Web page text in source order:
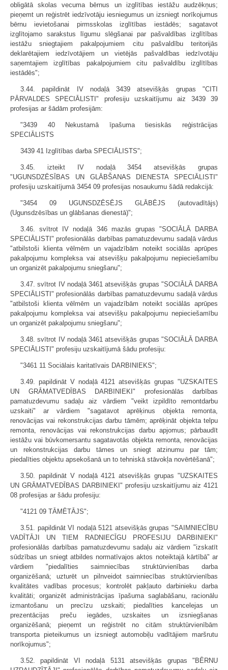
obligātā skolas vecuma bērnus un izglītības iestāžu audzēkņus;
pieņemt un reģistrēt iedzīvotāju iesniegumus un izsniegt norīkojumus
bērnu ievietošanai pirmsskolas izglītības iestādēs; sagatavot
izglītojamo sarakstus līgumu slēgšanai par pašvaldības izglītības
iestāžu sniegtajiem pakalpojumiem citu pašvaldību teritorijās
deklarētajiem iedzīvotājiem un vietējās pašvaldības iedzīvotāju
saņemtajiem izglītības pakalpojumiem citu pašvaldību izglītības
iestādēs";
3.44. papildināt IV nodaļā 3439 atsevišķās grupas "CITI
PĀRVALDES SPECIĀLISTI" profesiju uzskaitījumu aiz 3439 39
profesijas ar šādām profesijām:
"3439 40 Nekustamā īpašuma tiesiskās reģistrācijas
SPECIĀLISTS
3439 41 Izglītības darba SPECIĀLISTS";
3.45. izteikt IV nodaļā 3454 atsevišķās grupas
"UGUNSDZĒSĪBAS UN GLĀBŠANAS DIENESTA SPECIĀLISTI"
profesiju uzskaitījumā 3454 09 profesijas nosaukumu šādā redakcijā:
"3454 09 UGUNSDZĒSĒJS GLĀBĒJS (autovadītājs)
(Ugunsdzēsības un glābšanas dienestā)";
3.46. svītrot IV nodaļā 346 mazās grupas "SOCIĀLĀ DARBA
SPECIĀLISTI" profesionālās darbības pamatuzdevumu sadaļā vārdus
"atbilstoši klienta vēlmēm un vajadzībām noteikt sociālās aprūpes
pakalpojumu kompleksa vai atsevišķu pakalpojumu nepieciešamību
un organizēt pakalpojumu sniegšanu";
3.47. svītrot IV nodaļā 3461 atsevišķās grupas "SOCIĀLĀ DARBA
SPECIĀLISTI" profesionālās darbības pamatuzdevumu sadaļā vārdus
"atbilstoši klienta vēlmēm un vajadzībām noteikt sociālās aprūpes
pakalpojumu kompleksa vai atsevišķu pakalpojumu nepieciešamību
un organizēt pakalpojumu sniegšanu";
3.48. svītrot IV nodaļā 3461 atsevišķās grupas "SOCIĀLĀ DARBA
SPECIĀLISTI" profesiju uzskaitījumā šādu profesiju:
"3461 11 Sociālais karitatīvais DARBINIEKS";
3.49. papildināt V nodaļā 4121 atsevišķās grupas "UZSKAITES
UN GRĀMATVEDĪBAS DARBINIEKI" profesionālās darbības
pamatuzdevumu sadaļu aiz vārdiem "veikt izpildīto remontdarbu
uzskaiti" ar vārdiem "sagatavot aprēķinus objekta remonta,
renovācijas vai rekonstrukcijas darbu tāmēm; aprēķināt objekta telpu
remonta, renovācijas vai rekonstrukcijas darbu apjomus; pārbaudīt
iestāžu vai būvkomersantu sagatavotās objekta remonta, renovācijas
un rekonstrukcijas darbu tāmes un sniegt atzinumu par tām;
piedalīties objektu apsekošanā un to tehniskā stāvokļa novērtēšanā";
3.50. papildināt V nodaļā 4121 atsevišķās grupas "UZSKAITES
UN GRĀMATVEDĪBAS DARBINIEKI" profesiju uzskaitījumu aiz 4121
08 profesijas ar šādu profesiju:
"4121 09 TĀMĒTĀJS";
3.51. papildināt VI nodaļā 5121 atsevišķās grupas "SAIMNIECĪBU
VADĪTĀJI UN TIEM RADNIECĪGU PROFESIJU DARBINIEKI"
profesionālās darbības pamatuzdevumu sadaļu aiz vārdiem "izskatīt
sūdzības un sniegt atbildes normatīvajos aktos noteiktajā kārtībā" ar
vārdiem "piedalīties saimniecības struktūrvienības darba
organizēšanā; uzturēt un pilnveidot saimniecības struktūrvienības
kvalitātes vadības procesus; kontrolēt pakļauto darbinieku darba
kvalitāti; organizēt administrācijas īpašuma saglabāšanu, racionālu
izmantošanu un precīzu uzskaiti; piedalīties kancelejas un
prezentācijas preču iegādes, uzskaites un izsniegšanas
organizēšanā; pieņemt un reģistrēt no citām struktūrvienībām
transporta pieteikumus un izsniegt automobiļu vadītājiem maršrutu
norīkojumus";
3.52. papildināt VI nodaļā 5131 atsevišķās grupas "BĒRNU